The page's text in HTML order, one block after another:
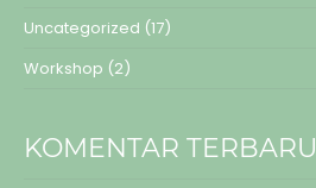
Uncategorized (17)
Workshop (2)
KOMENTAR TERBARU